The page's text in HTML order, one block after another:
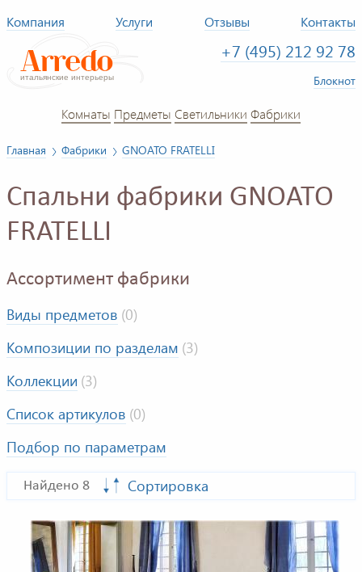
Компания Услуги Отзывы Контакты
+7 (495) 212 92 78
Блокнот
Комнаты Предметы Светильники Фабрики
Главная Фабрики GNOATO FRATELLI
Спальни фабрики GNOATO
FRATELLI
Ассортимент фабрики
Виды предметов (0)
Композиции по разделам (3)
Коллекции (3)
Список артикулов (0)
Подбор по параметрам
Найдено 8 Сортировка